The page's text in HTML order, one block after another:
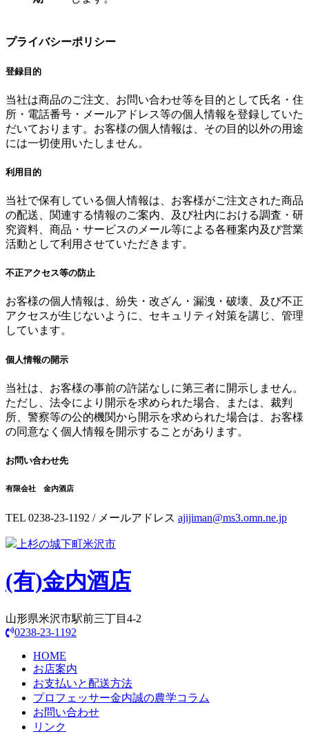
プライバシーポリシー
登録目的
当社は商品のご注文、お問い合わせ等を目的として氏名・住
所・電話番号・メールアドレス等の個人情報を登録していた
だいております。お客様の個人情報は、その目的以外の用途
には一切使用いたしません。
利用目的
当社で保有している個人情報は、お客様がご注文された商品
の配送、関連する情報のご案内、及び社内における調査・研
究資料、商品・サービスのメール等による各種案内及び営業
活動として利用させていただきます。
不正アクセス等の防止
お客様の個人情報は、紛失・改ざん・漏洩・破壊、及び不正
アクセスが生じないように、セキュリティ対策を講じ、管理
しています。
個人情報の開示
当社は、お客様の事前の許諾なしに第三者に開示しません。
ただし、法令により開示を求められた場合、または、裁判
所、警察等の公的機関から開示を求められた場合は、お客様
の同意なく個人情報を開示することがあります。
お問い合わせ先
有限会社 金内酒店
TEL 0238-23-1192 / メールアドレス ajijiman@ms3.omn.ne.jp
上杉の城下町米沢市
(有)金内酒店
山形県米沢市駅前三丁目4-2
0238-23-1192
HOME
お店案内
お支払いと配送方法
プロフェッサー金内誠の農学コラム
お問い合わせ
リンク